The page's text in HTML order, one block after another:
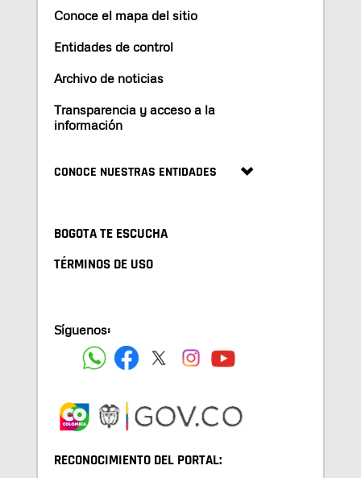
Conoce el mapa del sitio
Entidades de control
Archivo de noticias
Transparencia y acceso a la
información
CONOCE NUESTRAS ENTIDADES
BOGOTA TE ESCUCHA
TÉRMINOS DE USO
Síguenos:
RECONOCIMIENTO DEL PORTAL: